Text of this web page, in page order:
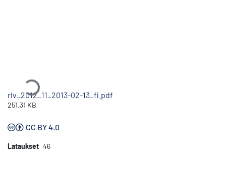
Ladataan...
rlv_2012_11_2013-02-13_fi.pdf
251.31 KB
CC BY 4.0
Lataukset 46